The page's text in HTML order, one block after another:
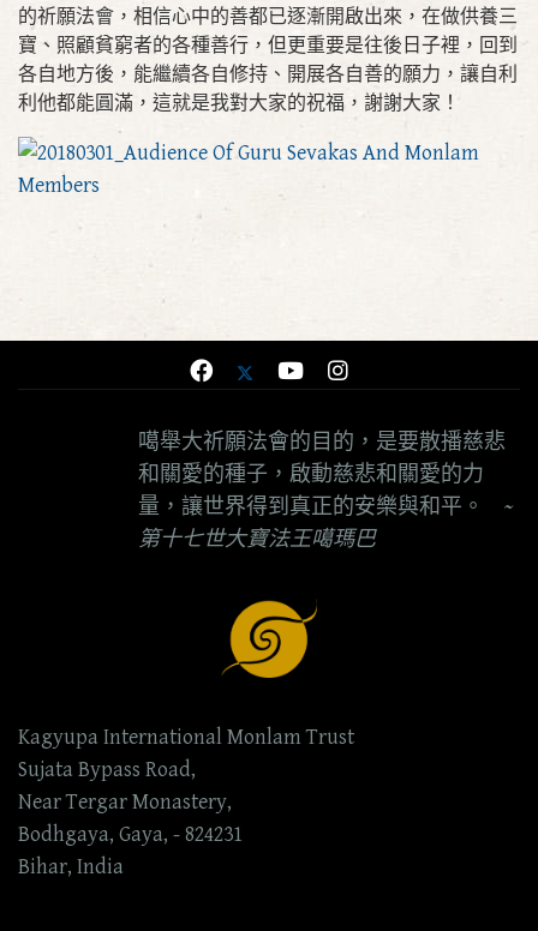
的祈願法會，相信心中的善都已逐漸開啟出來，在做供養三
寶、照顧貧窮者的各種善行，但更重要是往後日子裡，回到
各自地方後，能繼續各自修持、開展各自善的願力，讓自利
利他都能圓滿，這就是我對大家的祝福，謝謝大家！
噶舉大祈願法會的目的，是要散播慈悲
和關愛的種子，啟動慈悲和關愛的力
量，讓世界得到真正的安樂與和平。
~
第十七世大寶法王噶瑪巴
Kagyupa International Monlam Trust
Sujata Bypass Road,
Near Tergar Monastery,
Bodhgaya, Gaya, - 824231
Bihar, India